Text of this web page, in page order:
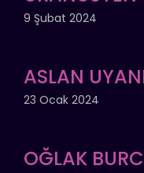
9 Şubat 2024
ASLAN
23 Ocak 2024
OĞLAK